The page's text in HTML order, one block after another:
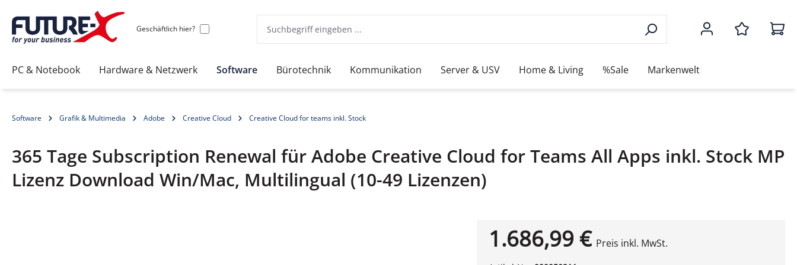
Geschäftlich hier?
PC & Notebook Hardware & Netzwerk Software Bürotechnik Kommunikation Server & USV Home & Living %Sale Markenwelt
Software Grafik & Multimedia Adobe Creative Cloud Creative Cloud for teams inkl. Stock
365 Tage Subscription Renewal für Adobe Creative Cloud for Teams All Apps inkl. Stock MP
Lizenz Download Win/Mac, Multilingual (10-49 Lizenzen)
1.686,99 € Preis inkl. MwSt.